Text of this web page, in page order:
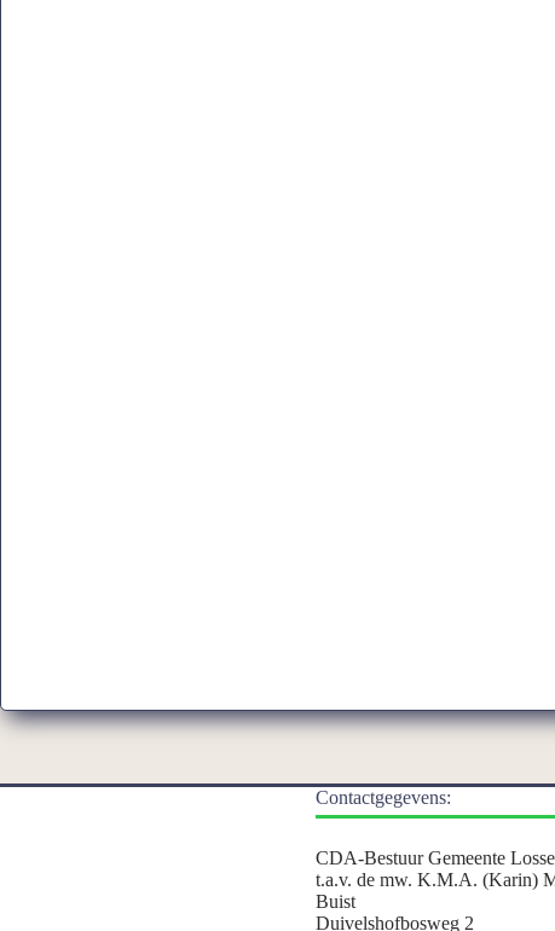
Contactgegevens:
CDA-Bestuur Gemeente
t.a.v. de mw. K.M.A. (Karin)
Buist
Duivelshofbosweg 2